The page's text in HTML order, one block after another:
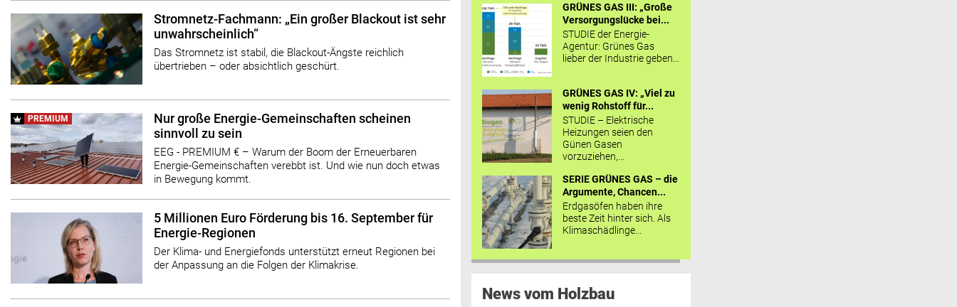
Stromnetz-Fachmann: „Ein großer Blackout ist sehr
unwahrscheinlich“
Das Stromnetz ist stabil, die Blackout-Ängste reichlich
übertrieben – oder absichtlich geschürt.
PREMIUM
Nur große Energie-Gemeinschaften scheinen
sinnvoll zu sein
EEG - PREMIUM € – Warum der Boom der Erneuerbaren
Energie-Gemeinschaften verebbt ist. Und wie nun doch etwas
in Bewegung kommt.
5 Millionen Euro Förderung bis 16. September für
Energie-Regionen
Der Klima- und Energiefonds unterstützt erneut Regionen bei
der Anpassung an die Folgen der Klimakrise.
GRÜNES GAS III: „Große
Versorgungslücke bei...
STUDIE der Energie-
Agentur: Grünes Gas
lieber der Industrie geben...
GRÜNES GAS IV: „Viel zu
wenig Rohstoff für...
STUDIE – Elektrische
Heizungen seien den
Günen Gasen
vorzuziehen,...
SERIE GRÜNES GAS – die
Argumente, Chancen...
Erdgasöfen haben ihre
beste Zeit hinter sich. Als
Klimaschädlinge...
News vom Holzbau